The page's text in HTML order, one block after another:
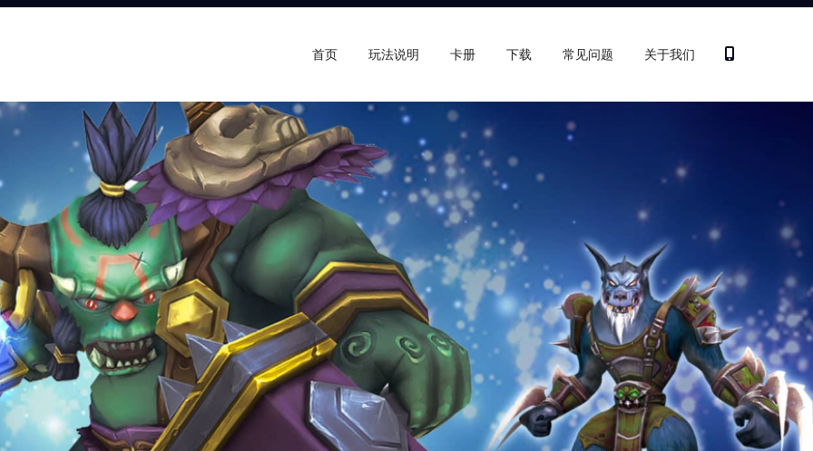
首页 玩法说明 卡册 下载 常见问题 关于我们